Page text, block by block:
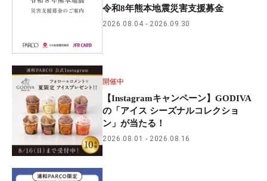
令和8年熊本地震災害支援募金
2026.08.04 2026.09.30
開催中
【Instagramキャンペーン】GODIVA
の「アイス シーズナルコレクショ
ン」が当たる！
2026.08.01 2026.08.16